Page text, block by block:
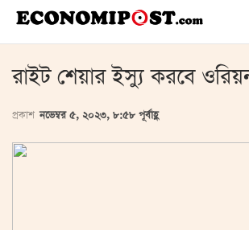
রাইট শেয়ার ইস্যু করবে
প্রকাশ নভেম্বর ৫, ২০২৩, ৮:৫৮ পূর্বাহ্ণ